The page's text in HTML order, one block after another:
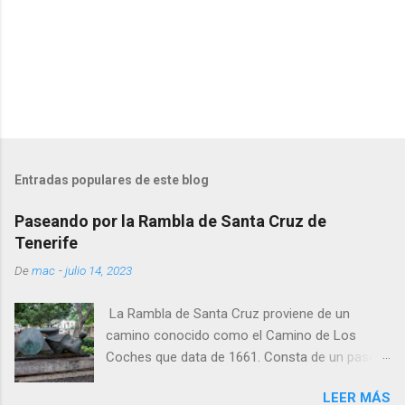
Entradas populares de este blog
Paseando por la Rambla de Santa Cruz de
Tenerife
Demac -julio 14, 2023
La Rambla de Santa Cruz proviene de un
camino conocido como el Camino de Los
Coches que data de 1661. Consta de un paseo
ambos lados. La vegetación está constituida
LEER MÁS